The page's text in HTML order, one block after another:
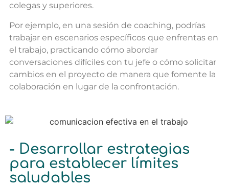
colegas y superiores.
Por ejemplo, en una sesión de coaching, podrías
trabajar en escenarios específicos que enfrentas en
el trabajo, practicando cómo abordar
conversaciones difíciles con tu jefe o cómo solicitar
cambios en el proyecto de manera que fomente la
colaboración en lugar de la confrontación.
- Desarrollar estrategias
para establecer límites
saludables